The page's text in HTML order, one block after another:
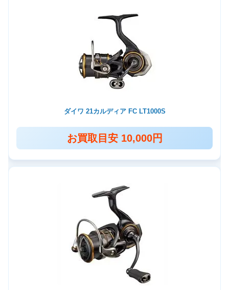
ダイワ 21カルディア FC LT1000S
お買取目安 10,000円